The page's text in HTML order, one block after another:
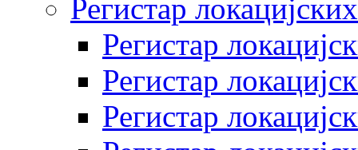
Регистар
Регистар
Регистар
Регистар